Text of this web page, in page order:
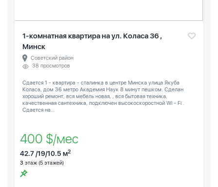
1-комнатная квартира на ул. Коласа 36 ,
Минск
Советский район
38 просмотров
Сдается 1 - квартира - сталинка в центре Минска улица Якуба
Коласа, дом 36 метро Академия Наук 8 минут пешком. Сделан
хороший ремонт, вся мебель новая, , вся бытовая техника,
качественная сантехника, подключен высокоскоростной Wi - Fi .
Сдается на...
400 $/мес
42.7 /19/10.5 м2
3 этаж (5 этажей)